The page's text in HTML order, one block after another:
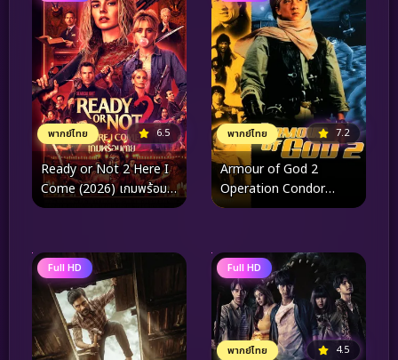
พากย์ไทย 6.5
Ready or Not 2 Here I
Come (2026) เกมพร้อม
ตาย ภาค 2
พากย์ไทย 7.2
Armour of God 2
Operation Condor
(1991) ฟัดข้ามโลก ล่า
Full HD Full HD
พากย์ไทย 4.5